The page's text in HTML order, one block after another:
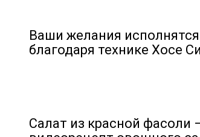
Ваши желания исполнятся
благодаря технике Хосе
Салат из красной фасоли